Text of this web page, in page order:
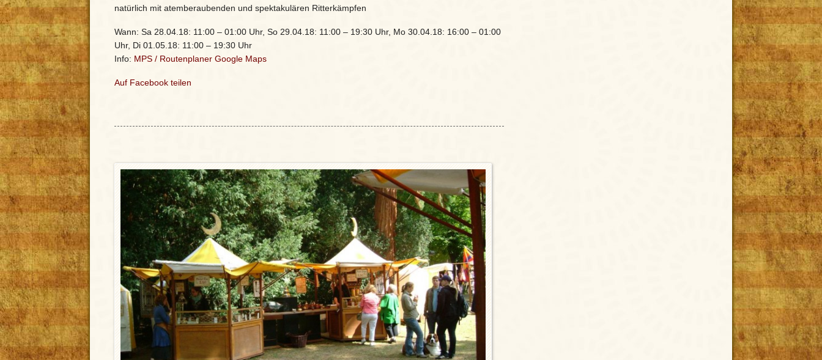
natürlich mit atemberaubenden und spektakulären Ritterkämpfen
Wann: Sa 28.04.18: 11:00 – 01:00 Uhr, So 29.04.18: 11:00 – 19:30 Uhr, Mo 30.04.18: 16:00 – 01:00
Uhr, Di 01.05.18: 11:00 – 19:30 Uhr
Info: MPS / Routenplaner Google Maps
Auf Facebook teilen